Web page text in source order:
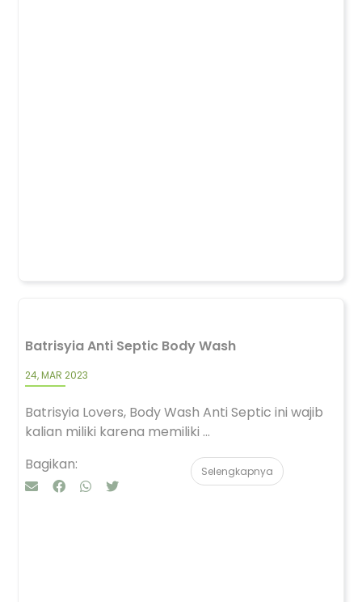
Batrisyia Anti Septic Body Wash
24, MAR 2023
Batrisyia Lovers, Body Wash Anti Septic ini wajib
kalian miliki karena memiliki ...
Bagikan:
Selengkapnya